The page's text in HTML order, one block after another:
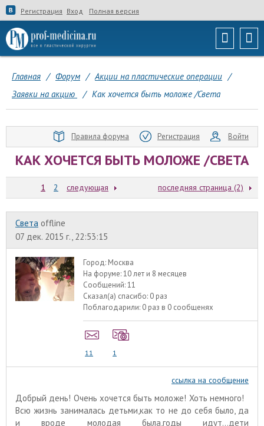
Регистрация Вход Полная версия
Главная / Форум / Акции на пластические операции /
Заявки на акцию
/ Как хочется быть моложе /Света
Правила форума Регистрация Войти
КАК ХОЧЕТСЯ БЫТЬ МОЛОЖЕ /СВЕТА
1 2 следующая последняя страница (2)
Света offline
07 дек. 2015 г., 22:53:15
Город: Москва
На форуме:10 лет и 8 месяцев
Сообщений:11
Сказал(а) спасибо: 0 раз
Поблагодарили: 0 раз в 0 сообщенях
11 1
ссылка на сообщение
Добрый день! Очень хочется быть моложе! Хоть немного!
Всю жизнь занималась детьми,как то не до себя было, да
и вроде молодая была,годы идут...дети